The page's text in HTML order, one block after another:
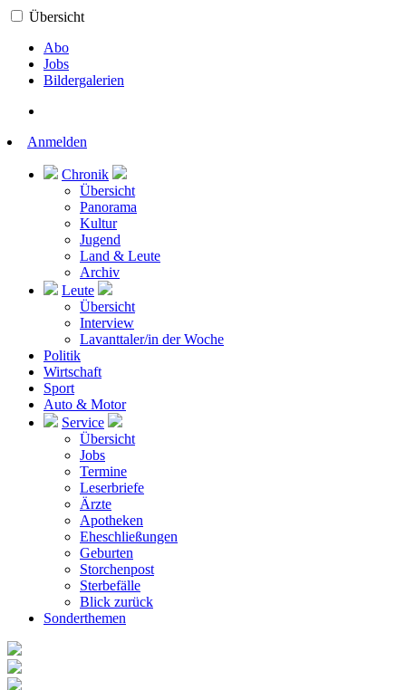
Übersicht
Abo
Jobs
Bildergalerien
Anmelden
Chronik
Übersicht
Panorama
Kultur
Jugend
Land & Leute
Archiv
Leute
Übersicht
Interview
Lavanttaler/in der Woche
Politik
Wirtschaft
Sport
Auto & Motor
Service
Übersicht
Jobs
Termine
Leserbriefe
Ärzte
Apotheken
Eheschließungen
Geburten
Storchenpost
Sterbefälle
Blick zurück
Sonderthemen